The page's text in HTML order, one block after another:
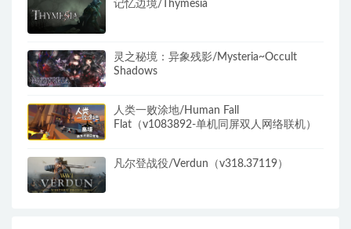
记忆边境/Thymesia
灵之秘境：异象残影/Mysteria~Occult
Shadows
人类一败涂地/Human Fall
Flat（v1083892-单机同屏双人网络联机）
凡尔登战役/Verdun（v318.37119）